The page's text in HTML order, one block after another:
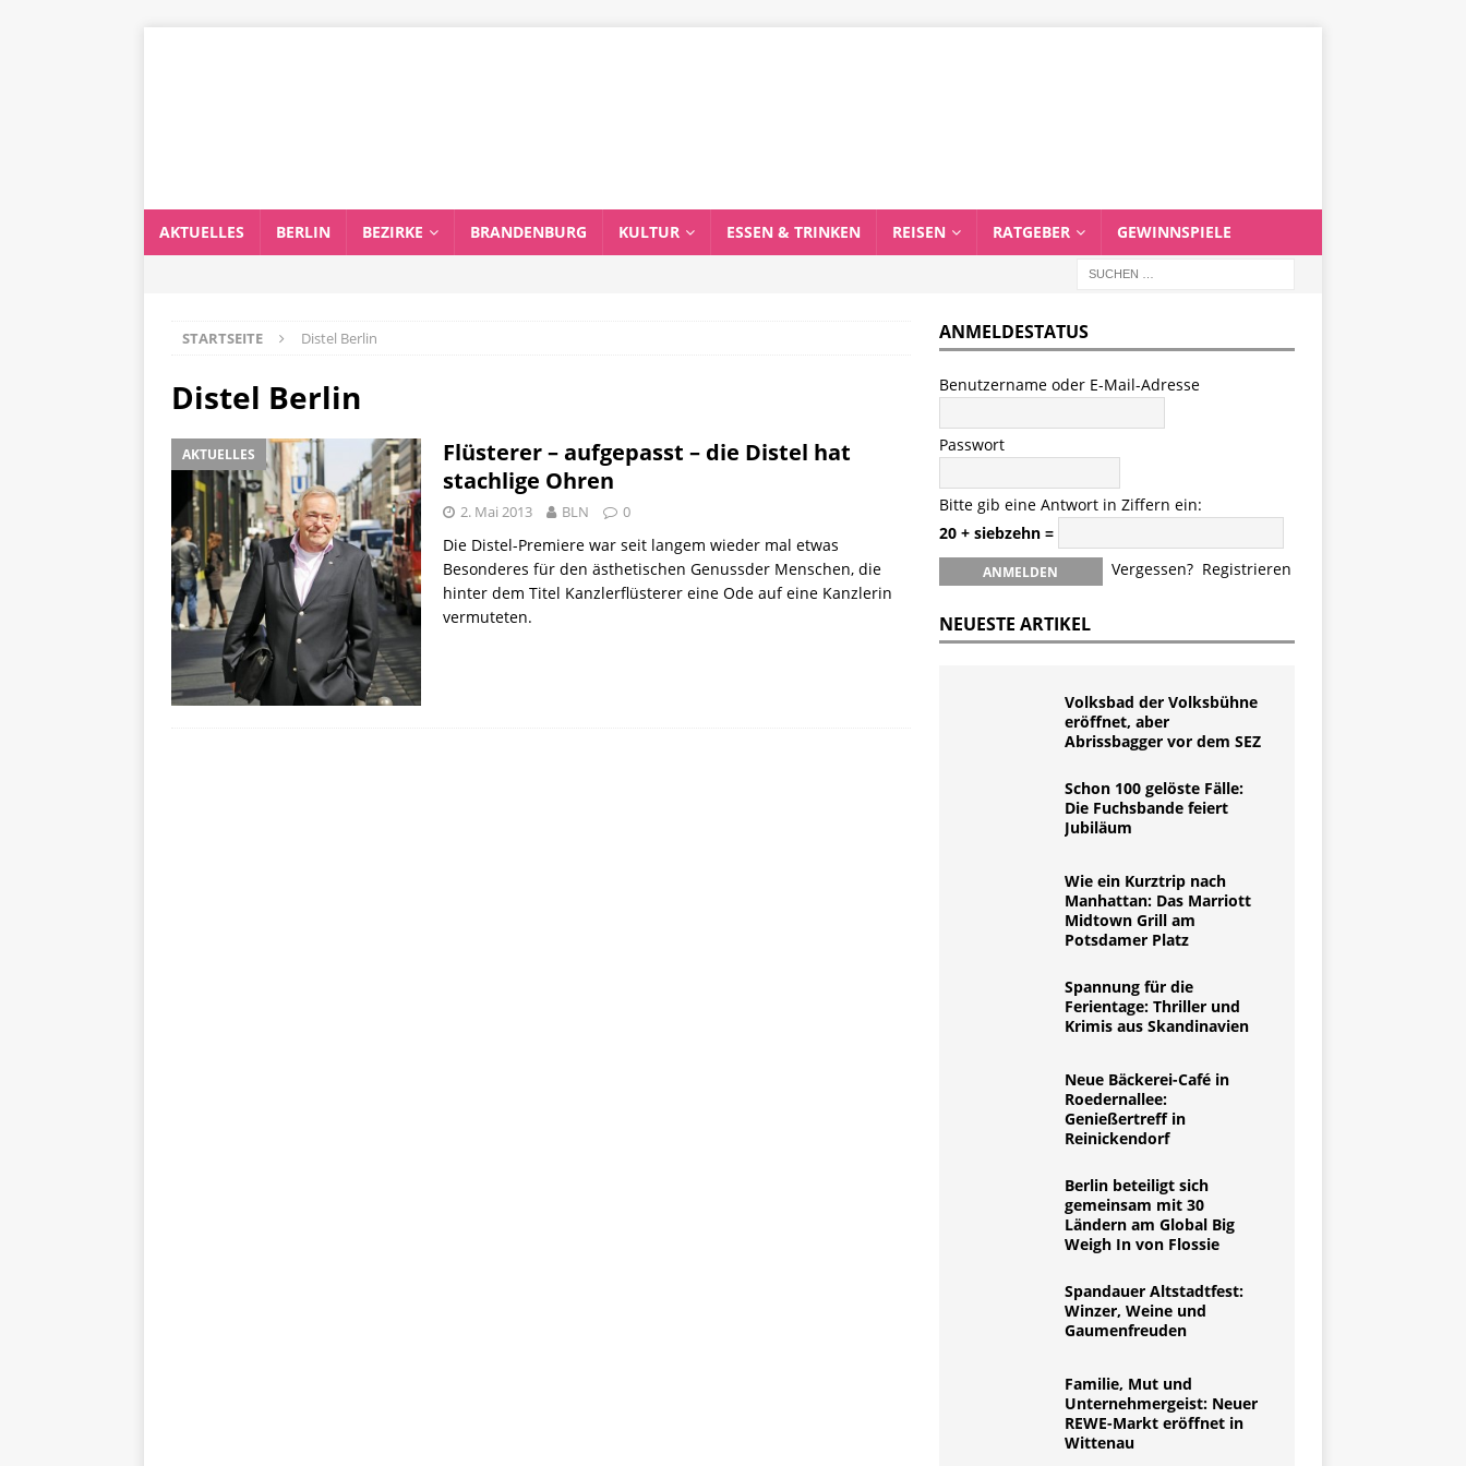
AKTUELLES BERLIN BEZIRKE BRANDENBURG KULTUR ESSEN & TRINKEN REISEN RATGEBER GEWINNSPIELE
STARTSEITE Distel Berlin
Distel Berlin
AKTUELLES
Flüsterer – aufgepasst – die Distel hat
stachlige Ohren
2. Mai 2013 BLN 0
Die Distel-Premiere war seit langem wieder mal etwas
Besonderes für den ästhetischen Genussder Menschen, die
hinter dem Titel Kanzlerflüsterer eine Ode auf eine Kanzlerin
vermuteten.
ANMELDESTATUS
Benutzername oder E-Mail-Adresse
Passwort
Bitte gib eine Antwort in Ziffern ein:
20 + siebzehn =
Vergessen? Registrieren
NEUESTE ARTIKEL
Volksbad der Volksbühne
eröffnet, aber
Abrissbagger vor dem SEZ
Schon 100 gelöste Fälle:
Die Fuchsbande feiert
Jubiläum
Wie ein Kurztrip nach
Manhattan: Das Marriott
Midtown Grill am
Potsdamer Platz
Spannung für die
Ferientage: Thriller und
Krimis aus Skandinavien
Neue Bäckerei-Café in
Roedernallee:
Genießertreff in
Reinickendorf
Berlin beteiligt sich
gemeinsam mit 30
Ländern am Global Big
Weigh In von Flossie
Spandauer Altstadtfest:
Winzer, Weine und
Gaumenfreuden
Familie, Mut und
Unternehmergeist: Neuer
REWE-Markt eröffnet in
Wittenau